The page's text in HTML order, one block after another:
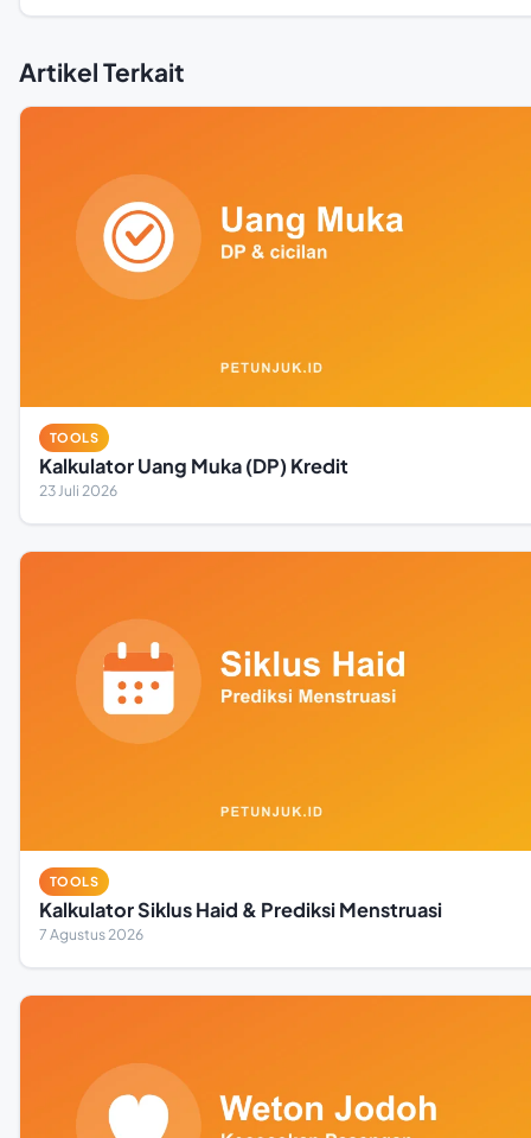
Artikel Terkait
TOOLS
Kalkulator Uang Muka (DP) Kredit
23 Juli 2026
TOOLS
Kalkulator Siklus Haid & Prediksi Menstruasi
7 Agustus 2026